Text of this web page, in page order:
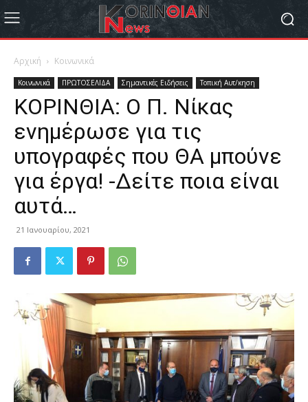
Αρχική Κοινωνικά
Κοινωνικά ΠΡΩΤΟΣΕΛΙΔΑ Σημαντικές Ειδήσεις Τοπική Αυτ/κηση
ΚΟΡΙΝΘΙΑ: Ο Π. Νίκας
ενημέρωσε για τις
υπογραφές που ΘΑ μπούνε
για έργα! -Δείτε ποια είναι
αυτά…
21 Ιανουαρίου, 2021